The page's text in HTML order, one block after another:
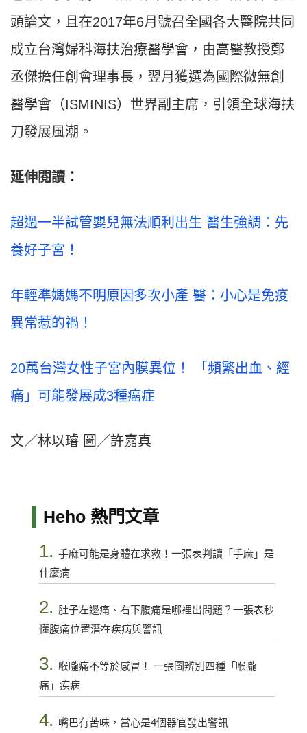
頭論文，且在2017年6月號召全國各大醫院共同
成立台灣婦科海扶治療醫學會，由高醫教授鄭
丞傑擔任創會理事長，翌月獲選為國際微無創
醫學會（ISMINIS）世界副主席，引領全球海扶
刀發展風潮。
延伸閱讀：
超過一半試管嬰兒無法順利出生 醫生強調：先
養好子宮！
年輕準媽媽不明原因多次小產 醫：小心是免疫
異常惹的禍！
20萬台灣女性子宮內膜異位！ 「頻繁出血、經
痛」可能發展成3種癌症
文／林以璿 圖／許嘉真
Heho 熱門文章
1. 手麻可能是身體在求救！一張表判讀「手麻」是
什麼病
2. 肚子左邊痛、右下腹痛是哪裡出問題？一張表秒
懂腹痛位置潛在疾病與警訊
3.
喉嚨痛不等於感冒！ 一張圖辨別四種「喉嚨
痛」疾病
4. 嘴巴有苦味，當心是4個器官發出警訊